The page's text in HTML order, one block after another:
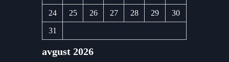
avgust 2026
24 25 26 27 28 29 30
31